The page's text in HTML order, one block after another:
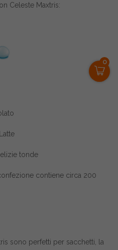
0
Celeste Maxtris:
tonde
contiene circa 200
sono perfetti per sacchetti, la